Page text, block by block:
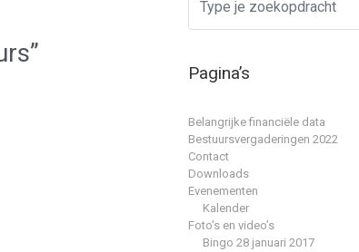
Pagina’s
Belangrijke financiële data
Bestuursvergaderingen 2022
Contact
Downloads
Evenementen
Kalender
Foto’s en video’s
Bingo 28 januari 2017